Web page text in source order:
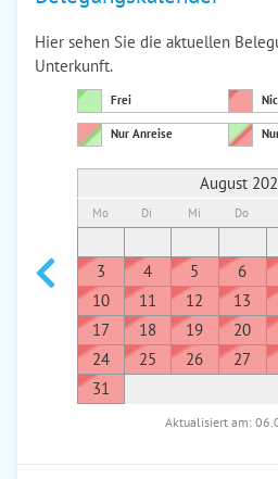
Hier sehen Sie die aktuellen
Unterkunft.
Frei
Nur Anreise
August
Mo Di Mi Do
3
4 5 6
10
11 12 13
17
18 19 20
24
25 26 27
31
Aktualisiert am: